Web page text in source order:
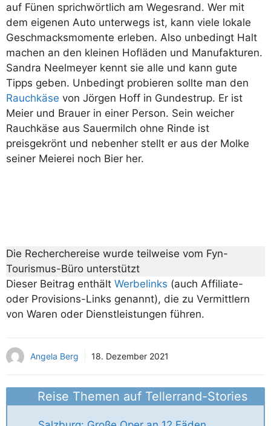
auf Fünen sprichwörtlich am Wegesrand. Wer mit
dem eigenen Auto unterwegs ist, kann viele lokale
Geschmacksmomente erleben. Also unbedingt Halt
machen an den kleinen Hofläden und Manufakturen.
Sandra Neelmeyer kennt sie alle und kann gute
Tipps geben. Unbedingt probieren sollte man den
Rauchkäse von Jörgen Hoff in Gundestrup. Er ist
Meier und Brauer in einer Person. Sein weicher
Rauchkäse aus Sauermilch ohne Rinde ist
preisgekrönt und nebenher stellt er aus der Molke
seiner Meierei noch Bier her.
Die Recherchereise wurde teilweise vom Fyn-
Tourismus-Büro unterstützt
Dieser Beitrag enthält Werbelinks (auch Affiliate-
oder Provisions-Links genannt), die zu Vermittlern
von Waren oder Dienstleistungen führen.
Angela Berg 18. Dezember 2021
Reise Themen auf Tellerrand-Stories